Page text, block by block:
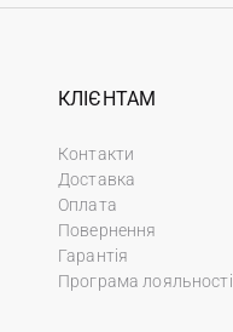
КЛІЄНТАМ
Контакти
Доставка
Оплата
Повернення
Гарантія
Програма лояльності